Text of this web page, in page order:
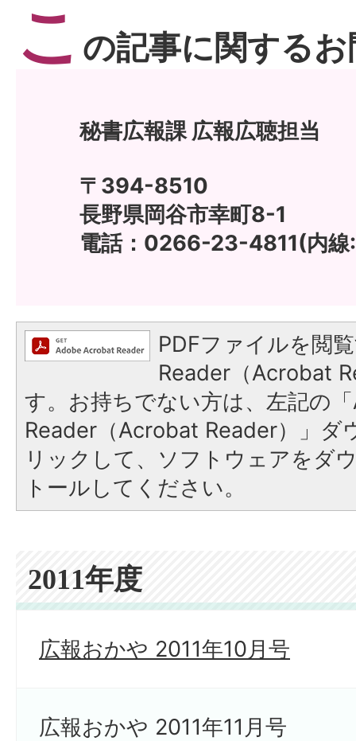
こ の記事に関する
秘書広報課 広報広聴担当
〒394-8510
長野県岡谷市幸町8-1
電話：0266-23-4811(内
PDFファイルを閲
Reader（Acrobat
す。お持ちでない方は、左記の
Reader（Acrobat Reader）」ダ
リックして、ソフトウェアをダ
トールしてください。
2011年度
広報おかや 2011年10月号
広報おかや 2011年11月号